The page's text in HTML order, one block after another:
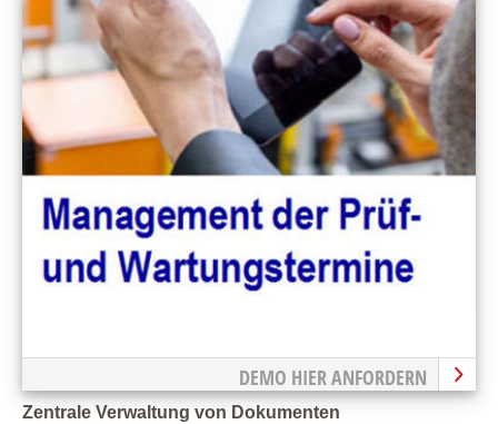
DEMO HIER ANFORDERN
Zentrale Verwaltung von Dokumenten